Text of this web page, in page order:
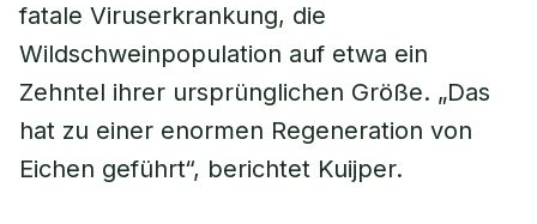
fatale Viruserkrankung, die
Wildschweinpopulation auf etwa ein
Zehntel ihrer ursprünglichen Größe. „Das
hat zu einer enormen Regeneration von
Eichen geführt“, berichtet Kuijper.